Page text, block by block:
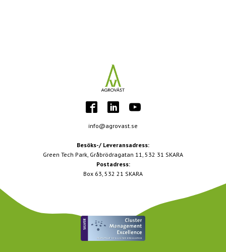
info@agrovast.se
Besöks-/ Leveransadress:
Green Tech Park, Gråbrödragatan 11, 532 31 SKARA
Postadress:
Box 63, 532 21 SKARA